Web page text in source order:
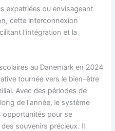
expatriées ou envisageant
cette interconnexion
l'intégration et la
au Danemark en 2024
tournée vers le bien-être
Avec des périodes de
de l'année, le système
opportunités pour se
souvenirs précieux. Il